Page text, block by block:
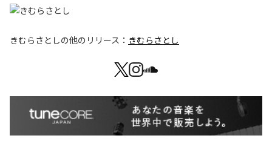
きむらさとしの他のリリース： きむらさとし